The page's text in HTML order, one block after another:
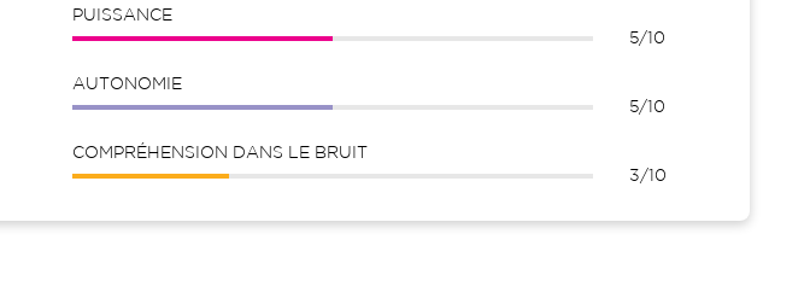
PUISSANCE
5/10
AUTONOMIE
5/10
COMPRÉHENSION DANS LE BRUIT
3/10